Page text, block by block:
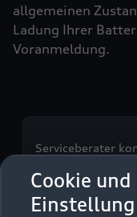
allgemeinen
Ladung Ihrer
Voranmeldung.
Serviceberater
Cookie
Einstellung